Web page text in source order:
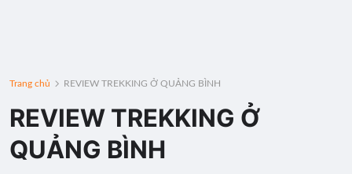
Trang chủ REVIEW TREKKING Ở QUẢNG BÌNH
REVIEW TREKKING Ở
QUẢNG BÌNH